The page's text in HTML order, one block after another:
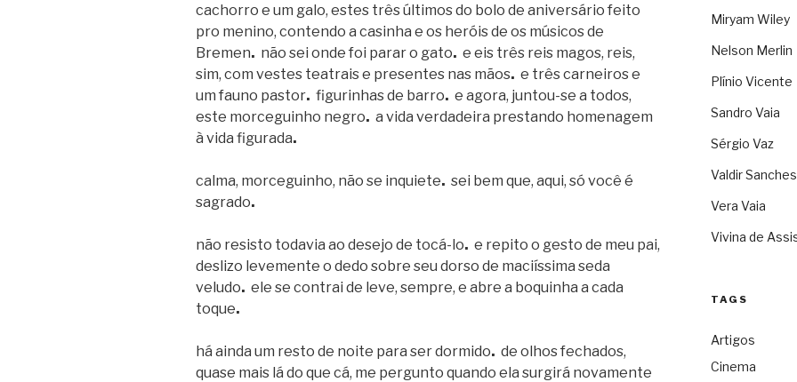
cachorro e um galo, estes três últimos do bolo de aniversário feito
pro menino, contendo a casinha e os heróis de os músicos de
Bremen. não sei onde foi parar o gato. e eis três reis magos, reis,
sim, com vestes teatrais e presentes nas mãos. e três carneiros e
um fauno pastor. figurinhas de barro. e agora, juntou-se a todos,
este morceguinho negro. a vida verdadeira prestando homenagem
à vida figurada.
calma, morceguinho, não se inquiete. sei bem que, aqui, só você é
sagrado.
não resisto todavia ao desejo de tocá-lo. e repito o gesto de meu pai,
deslizo levemente o dedo sobre seu dorso de maciíssima seda
veludo. ele se contrai de leve, sempre, e abre a boquinha a cada
toque.
há ainda um resto de noite para ser dormido. de olhos fechados,
quase mais lá do que cá, me pergunto quando ela surgirá novamente
Miryam Wiley
Nelson Merlin
Plínio Vicente
Sandro Vaia
Sérgio Vaz
Valdir Sanches
Vera Vaia
Vivina de
TAGS
Artigos
Cinema